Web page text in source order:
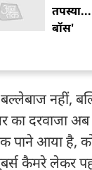
बॉस'
नहीं,
दरवाजा
आया है,
कैमरे लेकर